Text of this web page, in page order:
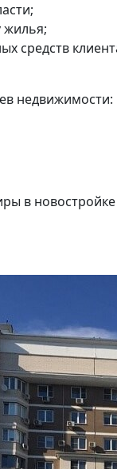
жилья;
средств
недвижимости:
в